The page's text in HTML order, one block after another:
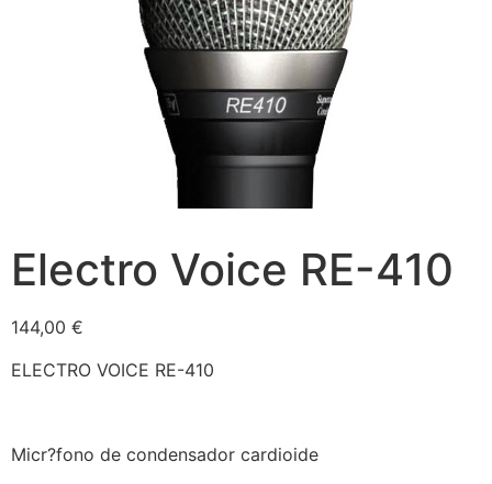
Electro Voice RE-410
144,00 €
ELECTRO VOICE RE-410
Micr?fono de condensador cardioide